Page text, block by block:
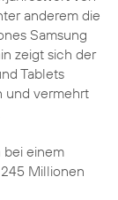
anderem die
Samsung
zeigt sich der
Tablets
und vermehrt
einem
Millionen